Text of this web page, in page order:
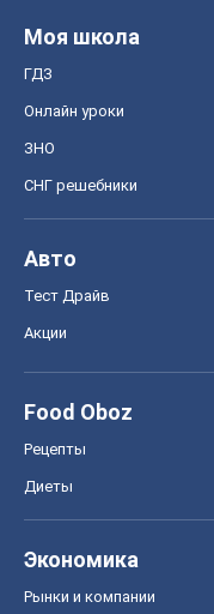
Моя школа
ГДЗ
Онлайн уроки
ЗНО
СНГ решебники
Авто
Тест Драйв
Акции
Food Oboz
Рецепты
Диеты
Экономика
Рынки и компании